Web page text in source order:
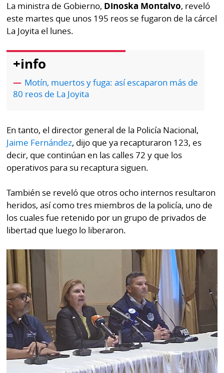
Buscador
Comunicados
Catálogos
Lotería
Kiosko
Luctuosas
RSS
Autores
Notas
al
Buenas
prácticas
SITIOS
Metro
por
Tienda
Panamá
Tus
Tiquetes
Cero
KM
Corprensa
Mi
Diario
Ellas
Club
La
Prensa
Busca
Fácil
⌾
Hoy
por
⌾
La ministra de Gobierno, Dinoska Montalvo, reveló
este martes que unos 195 reos se fugaron de la cárcel
La Joyita el lunes.
+info
Motín, muertos y fuga: así escaparon más de
80 reos de La Joyita
En tanto, el director general de la Policía Nacional,
Jaime Fernández, dijo que ya recapturaron 123, es
decir, que continúan en las calles 72 y que los
operativos para su recaptura siguen.
También se reveló que otros ocho internos resultaron
heridos, así como tres miembros de la policía, uno de
los cuales fue retenido por un grupo de privados de
libertad que luego lo liberaron.